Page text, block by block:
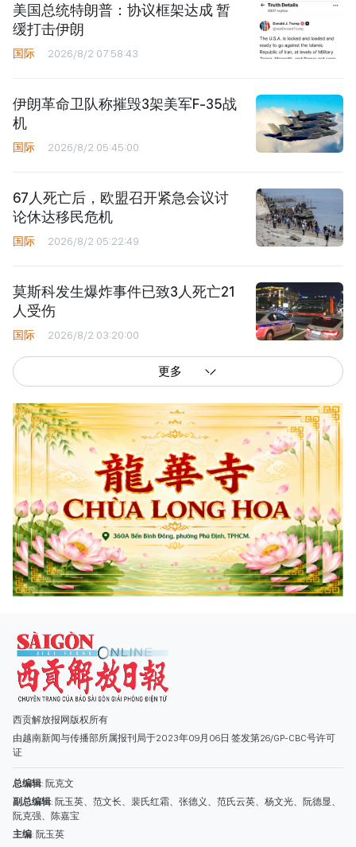
美国总统特朗普：协议框架达成 暂
缓打击伊朗
国际 2026/8/2 07:58:43
伊朗革命卫队称摧毁3架美军F-35战
机
国际 2026/8/2 05:45:00
67人死亡后，欧盟召开紧急会议讨
论休达移民危机
国际 2026/8/2 05:22:49
莫斯科发生爆炸事件已致3人死亡21
人受伤
国际 2026/8/2 03:20:00
更多
西贡解放报网版权所有
由越南新闻与传播部所属报刊局于2023年09月06日 签发第26/GP-CBC号许可
证
阮克强、陈嘉宝
主编: 阮玉英
社址: 胡志明市棋盘坊阮氏明开街432-434号
总台: (028) 39294091 - 转 060
电子信箱
广告部
(028) 38334185
quangcaohoavan09@gmail.com;